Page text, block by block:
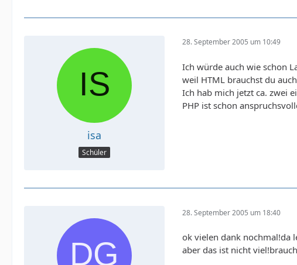
isa
Schüler
28. September 2005 um 10:49
Ich würde auch wie schon
weil HTML brauchst du
Ich hab mich jetzt ca. zwei
PHP ist schon
28. September 2005 um 18:40
ok vielen dank nochmal!da
aber das ist nicht